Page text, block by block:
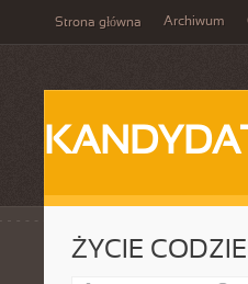
Strona główna Archiwum
ŻYCIE